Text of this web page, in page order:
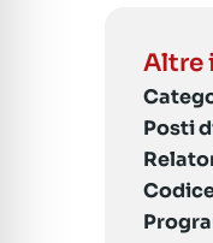
Altre
Posti